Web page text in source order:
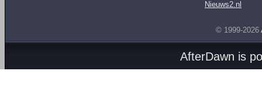
Nieuws2.nl
© 1999-2026
AfterDawn is